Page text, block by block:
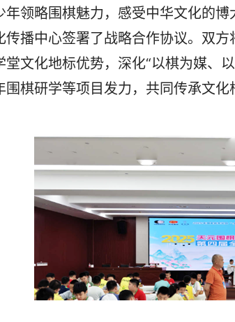
年领略围棋魅力，感受中华文化的
传播中心签署了战略合作协议。双
堂文化地标优势，深化“以棋为媒、
围棋研学等项目发力，共同传承文化